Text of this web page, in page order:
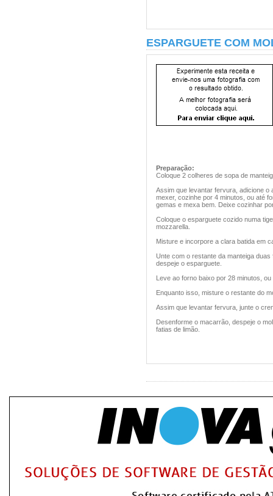
ESPARGUETE COM
Preparação:
Coloque 2 colheres de sopa de
Assim que levantar fervura, adicione o
mexer, cozinhe por 4 minutos, ou até
gemas e mexa bem. Deixe cozinhar
Coloque o esparguete cozido numa
mozzarella.
Misture e incorpore a clara batida em
Unte com o restante da manteiga
despeje o esparguete.
Leve ao forno baixo por 28 minutos,
Enquanto isso, misture o restante do
Assim que levantar fervura, junte o
Desenforme o macarrão, despeje o
fatias de limão.